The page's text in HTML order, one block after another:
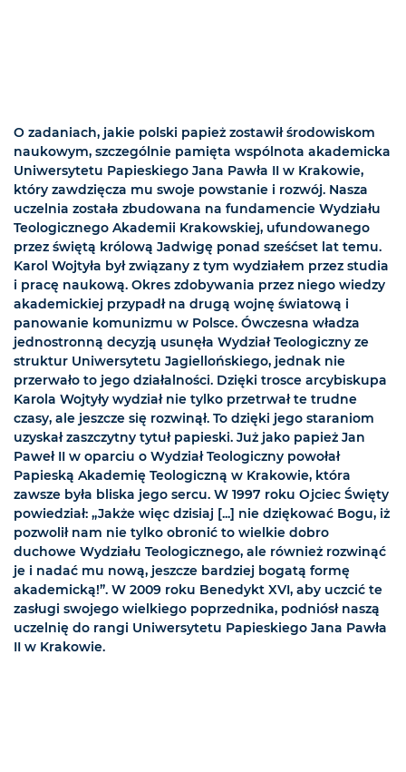
O zadaniach, jakie polski papież zostawił środowiskom
naukowym, szczególnie pamięta wspólnota akademicka
Uniwersytetu Papieskiego Jana Pawła II w Krakowie,
który zawdzięcza mu swoje powstanie i rozwój. Nasza
uczelnia została zbudowana na fundamencie Wydziału
Teologicznego Akademii Krakowskiej, ufundowanego
przez świętą królową Jadwigę ponad sześćset lat temu.
Karol Wojtyła był związany z tym wydziałem przez studia
i pracę naukową. Okres zdobywania przez niego wiedzy
akademickiej przypadł na drugą wojnę światową i
panowanie komunizmu w Polsce. Ówczesna władza
jednostronną decyzją usunęła Wydział Teologiczny ze
struktur Uniwersytetu Jagiellońskiego, jednak nie
przerwało to jego działalności. Dzięki trosce arcybiskupa
Karola Wojtyły wydział nie tylko przetrwał te trudne
czasy, ale jeszcze się rozwinął. To dzięki jego staraniom
uzyskał zaszczytny tytuł papieski. Już jako papież Jan
Paweł II w oparciu o Wydział Teologiczny powołał
Papieską Akademię Teologiczną w Krakowie, która
zawsze była bliska jego sercu. W 1997 roku Ojciec Święty
powiedział: „Jakże więc dzisiaj [...] nie dziękować Bogu, iż
pozwolił nam nie tylko obronić to wielkie dobro
duchowe Wydziału Teologicznego, ale również rozwinąć
je i nadać mu nową, jeszcze bardziej bogatą formę
akademicką!”. W 2009 roku Benedykt XVI, aby uczcić te
zasługi swojego wielkiego poprzednika, podniósł naszą
uczelnię do rangi Uniwersytetu Papieskiego Jana Pawła
II w Krakowie.